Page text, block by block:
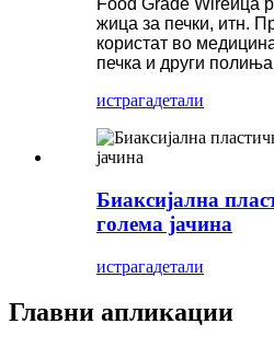
Food Grade Wireица
жица за печки, итн.
користат во
печка и други
истрагадетали
Биаксијална
голема јачина
истрагадетали
Главни апликации